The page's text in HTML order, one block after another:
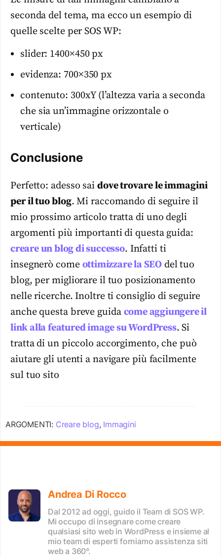
seconda del tema, ma ecco un esempio di
quelle scelte per SOS WP:
slider: 1400×450 px
evidenza: 700×350 px
contenuto: 300xY (l’altezza varia a seconda
che sia un’immagine orizzontale o
verticale)
Conclusione
Perfetto: adesso sai dove trovare le immagini
per il tuo blog. Mi raccomando di seguire il
mio prossimo articolo tratta di uno degli
argomenti più importanti di questa guida:
creare un blog di successo. Infatti ti
insegnerò come ottimizzare la SEOdel tuo
blog, per migliorare il tuo posizionamento
nelle ricerche. Inoltre ti consiglio di seguire
anche questa breve guida come aggiungere il
link alla featured image su WordPress. Si
tratta di un piccolo accorgimento, che può
aiutare gli utenti a navigare più facilmente
sul tuo sito
ARGOMENTI: Creare blog, Immagini
Andrea Di Rocco
Dal 2012 ad oggi, guido il Team di SOS WP.
Mi occupo di insegnare come creare
qualsiasi sito web in WordPress e insieme al
mio team di esperti forniamo assistenza siti
web a 360°.